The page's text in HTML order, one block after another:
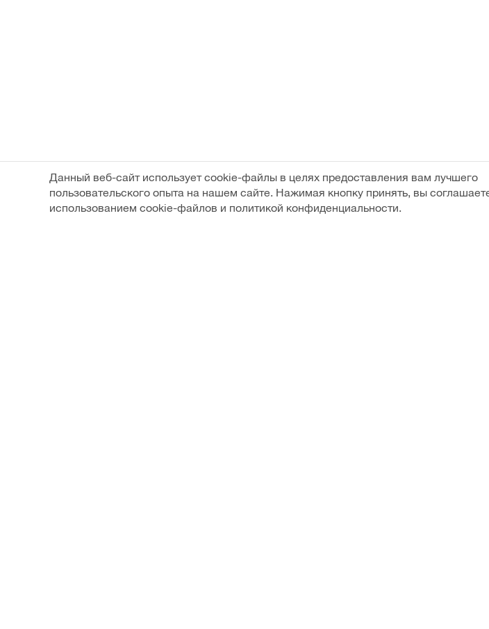
Данный веб-сайт использует cookie-файлы в целях предоставления вам лучшего
пользовательского опыта на нашем сайте. Нажимая кнопку принять, вы
использованием cookie-файлов и политикой конфиденциальности.